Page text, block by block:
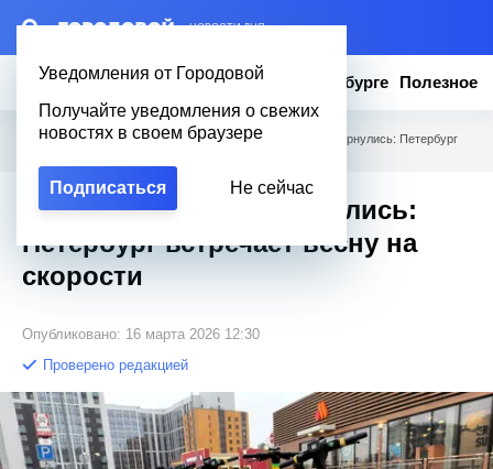
– НОВОСТИ ДНЯ
Уведомления от Городовой
Получайте уведомления о свежих
новостях в своем браузере
Подписаться Не сейчас
Новости Эксклюзив Вопросы о Петербурге Полезное
Городовой Новости Петербурга / Электросамокаты вернулись: Петербург
Электросамокаты вернулись:
Петербург встречает весну на
скорости
Опубликовано: 16 марта 2026 12:30
Проверено редакцией